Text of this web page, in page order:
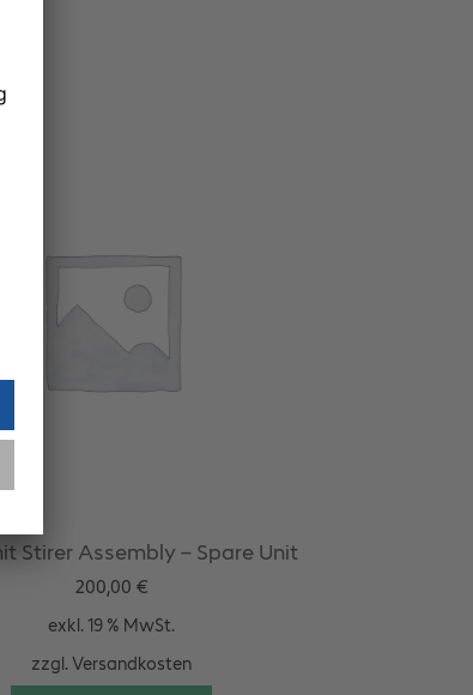
Stirer Assembly – Spare Unit
200,00 €
exkl. 19 % MwSt.
zzgl.Versandkosten